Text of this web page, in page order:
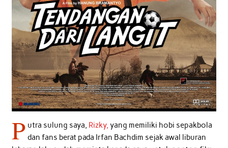
P utra sulung saya, Rizky, yang memiliki hobi sepakbola
dan fans berat pada Irfan Bachdim sejak awal liburan